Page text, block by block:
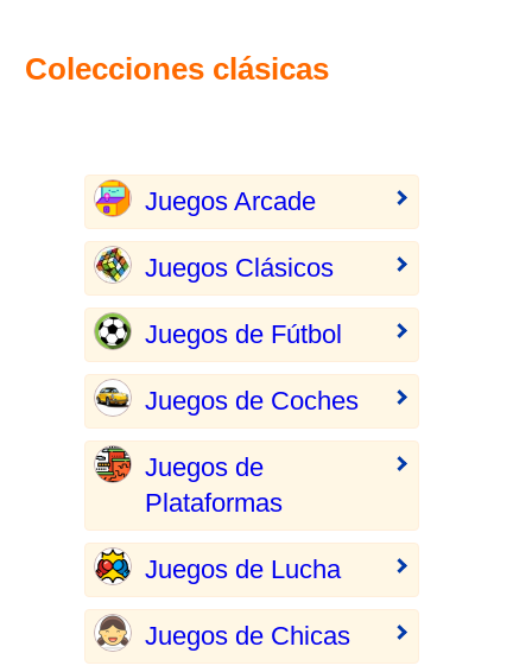
Colecciones clásicas
Juegos Arcade
Juegos Clásicos
Juegos de Fútbol
Juegos de Coches
Juegos de
Plataformas
Juegos de Lucha
Juegos de Chicas